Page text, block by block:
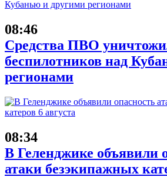
08:46
Средства ПВО
беспилотников над
регионами
08:34
В Геленджике объявили
атаки безэкипажных